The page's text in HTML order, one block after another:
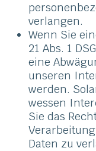
verlangen.
Wenn Sie
21 Abs. 1
eine
unseren
werden.
wessen
Sie das
Daten zu